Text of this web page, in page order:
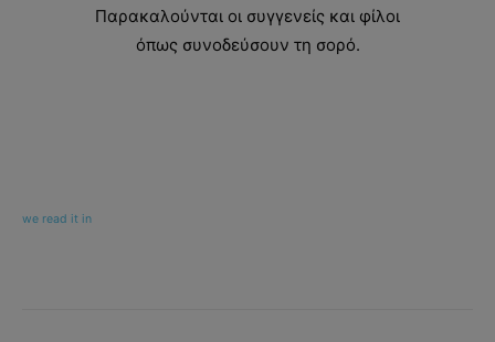
Παρακαλούνται οι συγγενείς και φίλοι
όπως συνοδεύσουν τη σορό.
we read it in